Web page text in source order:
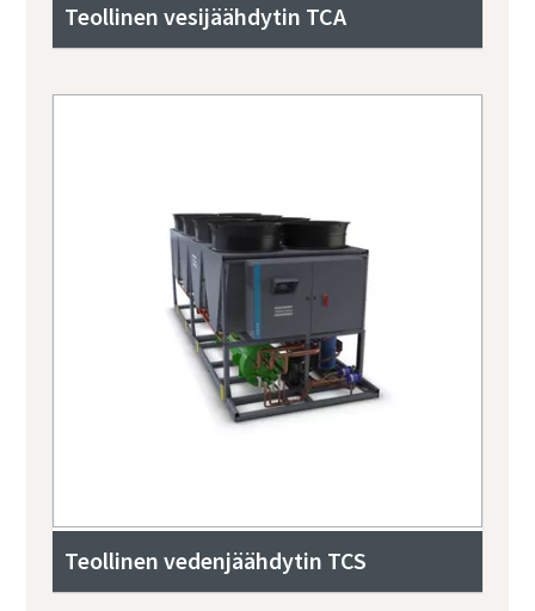
Teollinen vesijäähdytin TCA
Teollinen vedenjäähdytin TCS